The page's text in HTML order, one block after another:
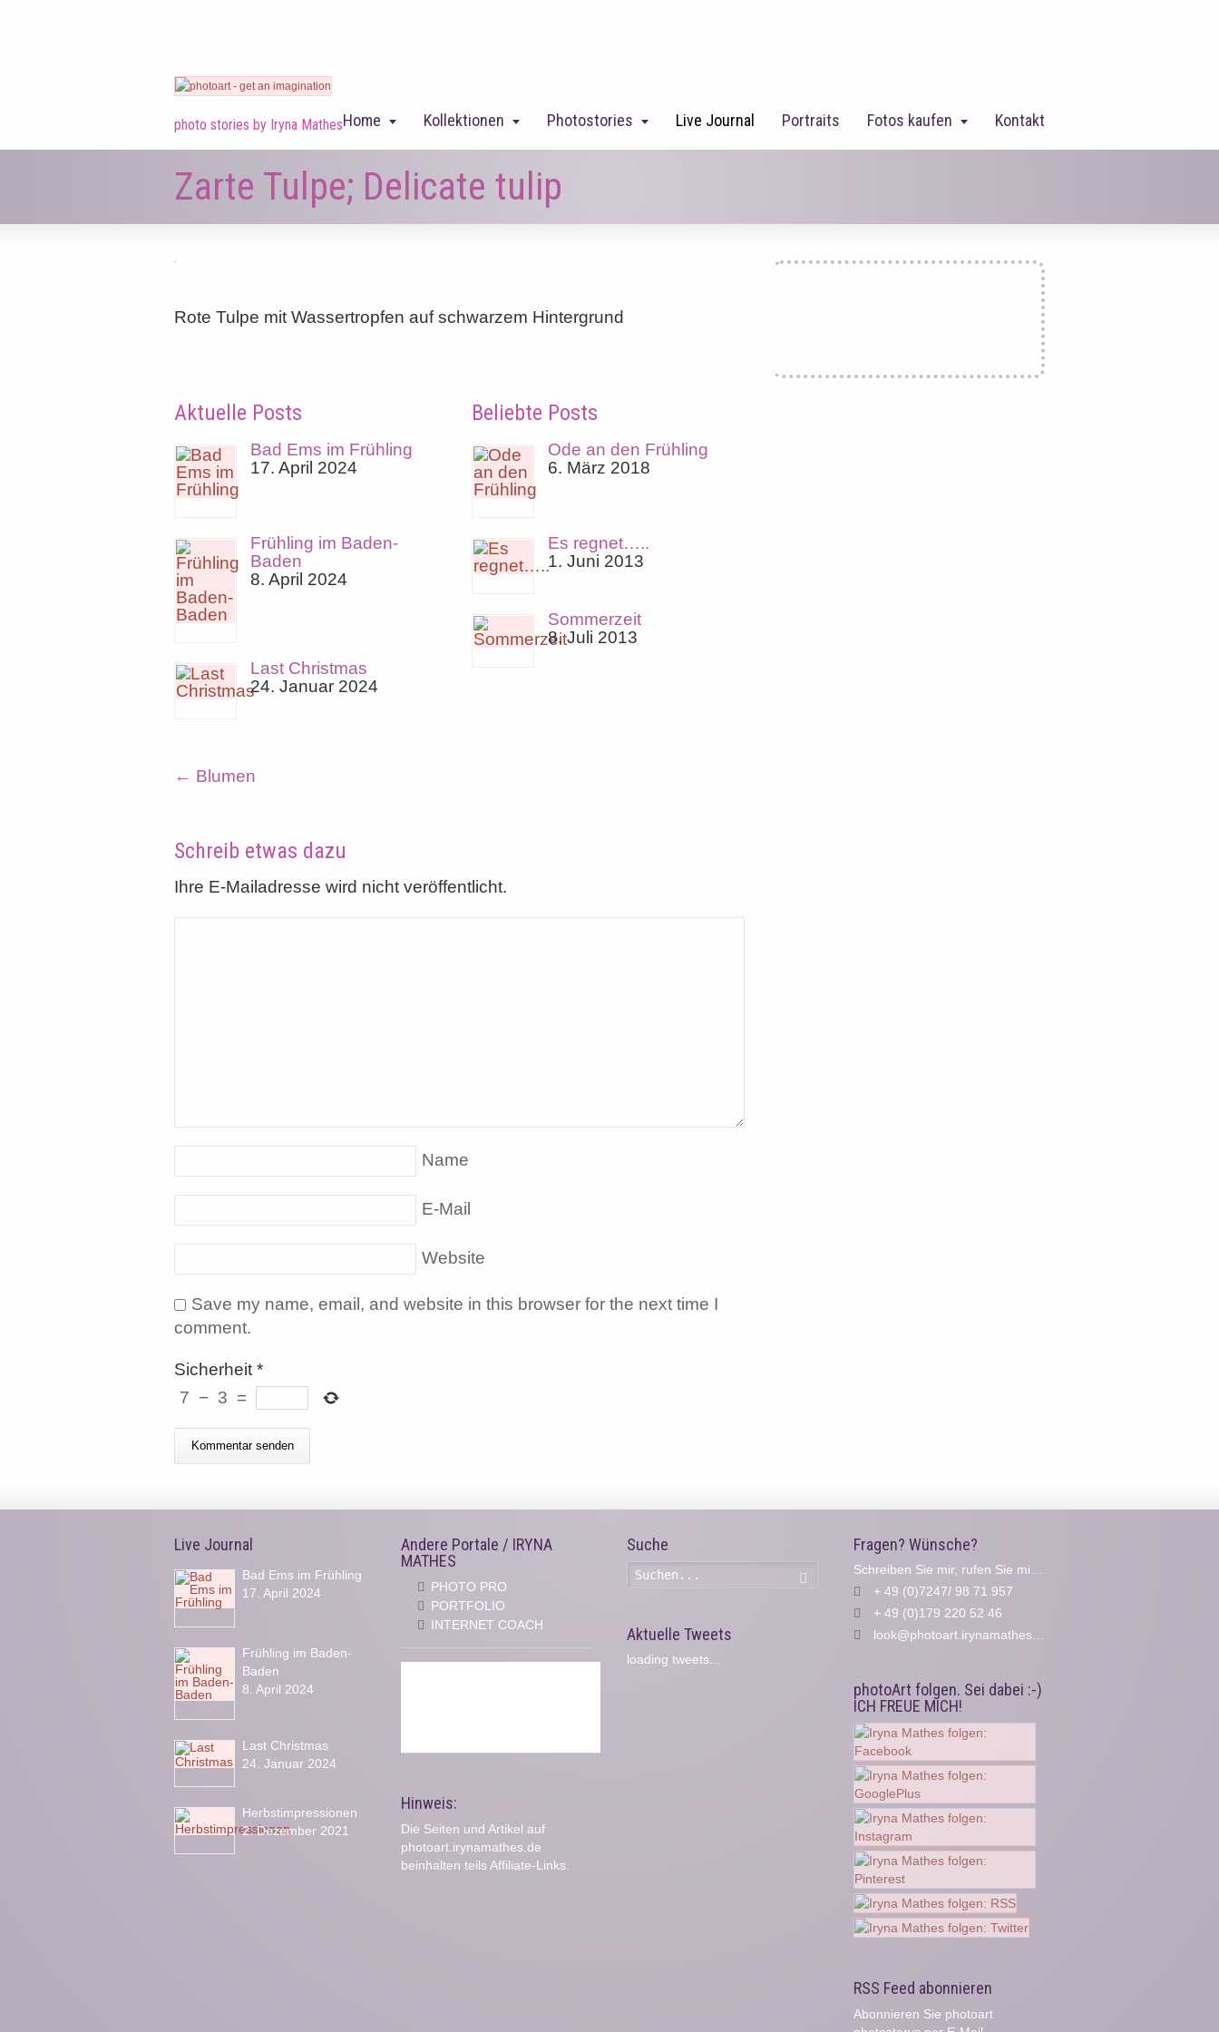
photo stories by Iryna MathesHome Kollektionen Photostories Live Journal Portraits Fotos kaufen Kontakt
Zarte Tulpe; Delicate tulip
Rote Tulpe mit Wassertropfen auf schwarzem Hintergrund
Aktuelle Posts
Bad Ems im Frühling
17. April 2024
Frühling im Baden-
Baden
8. April 2024
Last Christmas
24. Januar 2024
Beliebte Posts
Ode an den Frühling
6. März 2018
Es regnet…..
1. Juni 2013
Sommerzeit
8. Juli 2013
← Blumen
Schreib etwas dazu
Ihre E-Mailadresse wird nicht veröffentlicht.
Name
E-Mail
Website
Save my name, email, and website in this browser for the next time I
comment.
Sicherheit *
7 − 3 =
Live Journal
Bad Ems im Frühling
17. April 2024
Frühling im Baden-
Baden
8. April 2024
Last Christmas
24. Januar 2024
Herbstimpressionen
2. Dezember 2021
Andere Portale / IRYNA
MATHES
PHOTO PRO
PORTFOLIO
INTERNET COACH
Hinweis:
Die Seiten und Artikel auf
photoart.irynamathes.de
beinhalten teils Affiliate-Links.
Suche
Aktuelle Tweets
loading tweets...
Fragen? Wünsche?
+ 49 (0)7247/ 98 71 957
+ 49 (0)179 220 52 46
look@photoart.irynamathes.de
photoArt folgen. Sei dabei :-)
ICH FREUE MICH!
RSS Feed abonnieren
Abonnieren Sie photoart